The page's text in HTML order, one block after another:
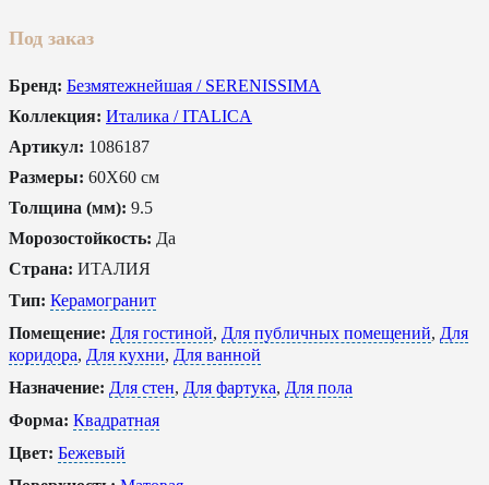
Под заказ
Бренд: Безмятежнейшая / SERENISSIMA
Коллекция: Италика / ITALICA
Артикул: 1086187
Размеры: 60X60 см
Толщина (мм): 9.5
Морозостойкость: Да
Страна: ИТАЛИЯ
Тип: Керамогранит
Помещение: Для гостиной, Для публичных помещений, Для
коридора, Для кухни, Для ванной
Назначение: Для стен, Для фартука, Для пола
Форма: Квадратная
Цвет: Бежевый